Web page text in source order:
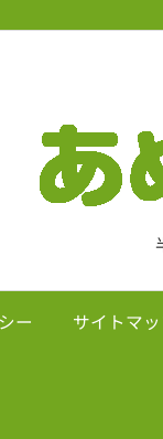
ー サイトマ